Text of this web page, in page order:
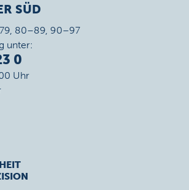
SÜD
80–89, 90–97
unter:
0
Uhr